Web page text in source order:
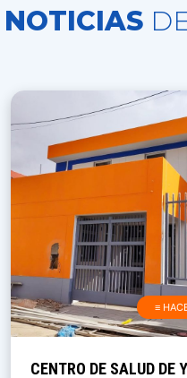
NOTICIAS
≡
CENTRO DE SALUD DE